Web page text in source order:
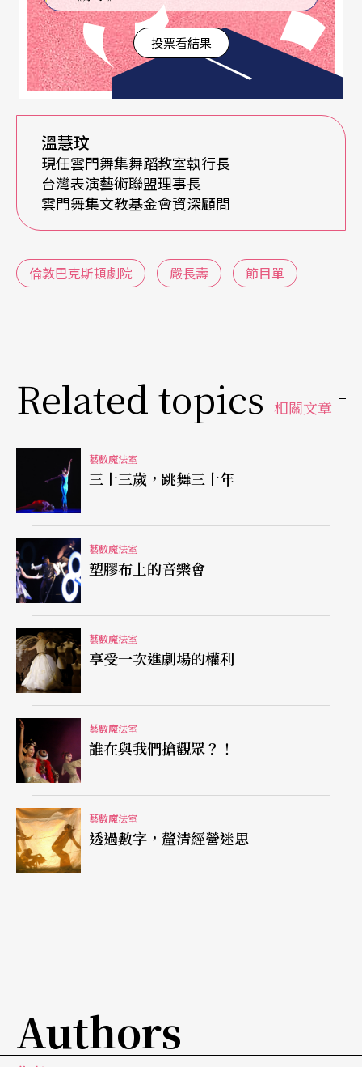
亞都飯店總裁嚴長壽
先生，在其暢銷書《總裁獅子
心》中與大家分享了企業經營的藝術，包括要求服
務人員知道每個客人是誰，也必須瞭解他的需求。
嚴先生特別指出十多年來，亞都飯店廣告很少，但
住房率維持在令人滿意的程度，這其中老客人就佔
了百分之六十五以上的比率。如此高的回籠率，除
了經營管理效率驚人，具備高度服務精神以外，絕
有關。
題？除了歸咎於暑假、颱風、大雨、經濟尚未復甦
外，還有沒有其他可能原因？也不知有多少團隊可
能佔了百分之五十以上的比率。據我所知，國內較
具規模的團隊多數都有建立觀眾資料庫，但資料庫
通常只拿來作為寄發演出訊息之用，而所謂老觀眾
可能只是在賣票時的數字而已。我們即使與老觀眾
在不同的場域相見時，除非對方主動提及，我們可
能都不知道他或她就是長達十年每季都觀賞我們演
出的忠實觀眾。
讓節目冊主動講話出擊
任何的產品都期望經歷下列過程：刺激消費者產生
興趣→購買產品（購買期）→加深印象（同化期）
→再次產生興趣（培育期）→再次購買（強化印象
期）→推薦其他人購買→品牌認同→購買新類型產
品。我們也經常聽到舊顧客抱怨，新顧客所獲取的
每季演出 節目單
但一本本的節目單都是靜靜地躺在劇院櫃台，被動
投票看結果
溫慧玟
現任雲門舞集舞蹈教室執行長
台灣表演藝術聯盟理事長
雲門舞集文教基金會資深顧問
倫敦巴克斯頓劇院 嚴長壽 節目單
Related topics 相關文章
藝數魔法室
三十三歲，跳舞三十年
藝數魔法室
塑膠布上的音樂會
藝數魔法室
享受一次進劇場的權利
藝數魔法室
誰在與我們搶觀眾？！
藝數魔法室
透過數字，釐清經營迷思
Authors